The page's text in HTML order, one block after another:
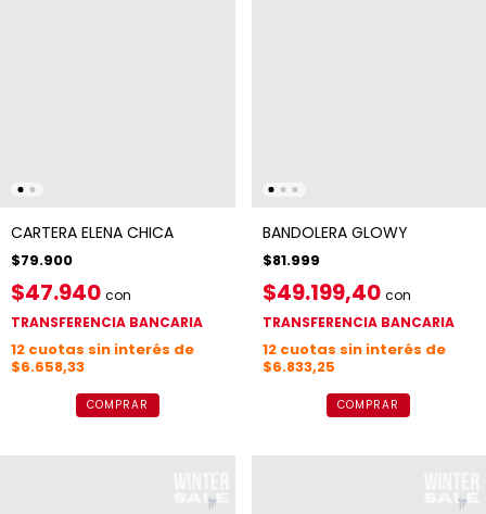
CARTERA ELENA CHICA
$79.900
$47.940 con
TRANSFERENCIA BANCARIA
12 cuotas sin interés de
$6.658,33
COMPRAR
BANDOLERA GLOWY
$81.999
$49.199,40 con
TRANSFERENCIA BANCARIA
12 cuotas sin interés de
$6.833,25
COMPRAR